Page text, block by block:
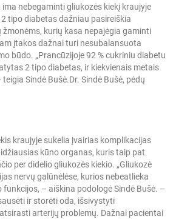
nebegaminti gliukozės kiekį kraujyje
tipo diabetas dažniau pasireiškia
žmonėms, kurių kasa nepajėgia gaminti
įtakos dažnai turi nesubalansuota
būdo. „Prancūzijoje 92 % cukriniu diabetu
2 tipo diabetas, ir kiekvienais metais
Sindė Bušė.Dr. Sindė Bušė, pėdų
kraujyje sukelia įvairias komplikacijas
kūno organas, kuris taip pat
per didelio gliukozės kiekio. „Gliukozė
nervų galūnėlėse, kurios nebeatlieka
– aiškina podologė Sindė Bušė. –
ir storėti oda, išsivystyti
arterijų problemų. Dažnai pacientai